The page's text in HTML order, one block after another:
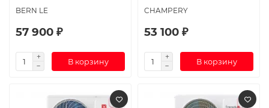
BERN LE
57 900 ₽
В корзину
CHAMPERY
53 100 ₽
В корзину